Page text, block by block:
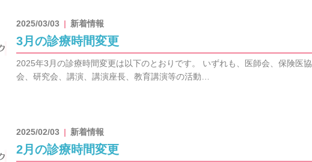
2025/03/03 新着情報
3月の診療時間変更
2025年3月の診療時間変更は以下のとおりです。 いずれも、医師会、保険医協
会、研究会、講演、講演座長、教育講演等の活動…
2025/02/03 新着情報
2月の診療時間変更